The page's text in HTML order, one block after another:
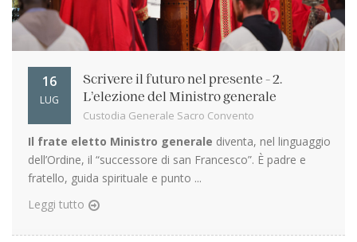
16
LUG
Scrivere il futuro nel presente - 2.
L’elezione del Ministro generale
Custodia Generale Sacro Convento
Il frate eletto Ministro generale diventa, nel linguaggio
dell’Ordine, il “successore di san Francesco”. È padre e
fratello, guida spirituale e punto ...
Leggi tutto